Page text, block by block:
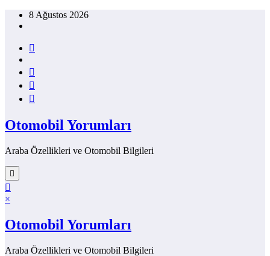
İçeriğe8 Ağustos 2026
Otomobil Yorumları
Araba Özellikleri ve Otomobil Bilgileri
×
Otomobil Yorumları
Araba Özellikleri ve Otomobil Bilgileri